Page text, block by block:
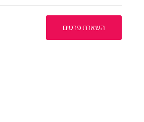
השארת פרטים